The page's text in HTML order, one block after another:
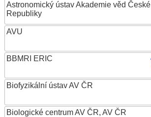
Astronomický ústav Akademie věd České
Republiky
AVU
BBMRI ERIC
Biofyzikální ústav AV ČR
Biologické centrum AV ČR, AV ČR